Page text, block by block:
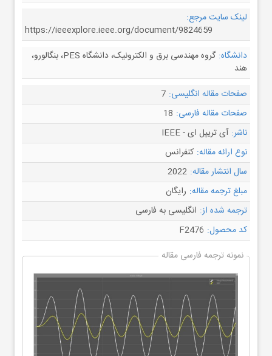
لینک سایت مرجع:
https://ieeexplore.ieee.org/document/9824659
دانشگاه:
گروه مهندسی برق و الکترونیک، دانشگاه PES، بنگالورو،
هند
صفحات مقاله انگلیسی: 7
صفحات مقاله فارسی: 18
ناشر: آی تریپل ای - IEEE
نوع ارائه مقاله: کنفرانس
سال انتشار مقاله: 2022
مبلغ ترجمه مقاله: رایگان
ترجمه شده از: انگلیسی به فارسی
کد محصول: F2476
نمونه ترجمه فارسی مقاله